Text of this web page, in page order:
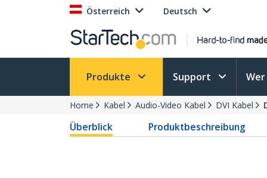
Österreich Deutsch
Produkte Support
Home Kabel Audio-Video Kabel DVI Kabel
Überblick Produktbeschreibung